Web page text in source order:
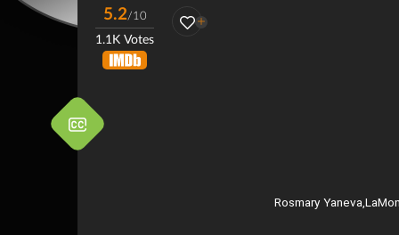
5.2/10
1.1K Votes
Rosmary Yaneva,